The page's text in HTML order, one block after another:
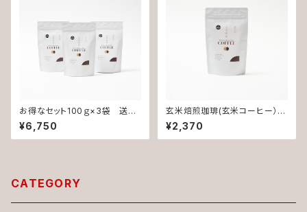
お得なセット100ｇ×3袋 送料
無料‼️ 玄米焙煎珈琲（玄米コ
ーヒー）ノンカフェイン。ダイエッ
トや病気予防に効果的!!食物繊
¥6,750
玄米焙煎珈琲(玄米コーヒー）ノ
ンカフェイン。ダイエットや病気
予防に効果的!!食物繊維やポリ
フェノ‐ルも豊富な玄米丸ごと
¥2,370
CATEGORY